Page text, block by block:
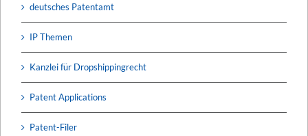
deutsches Patentamt
IP Themen
Kanzlei für Dropshippingrecht
Patent Applications
Patent-Filer